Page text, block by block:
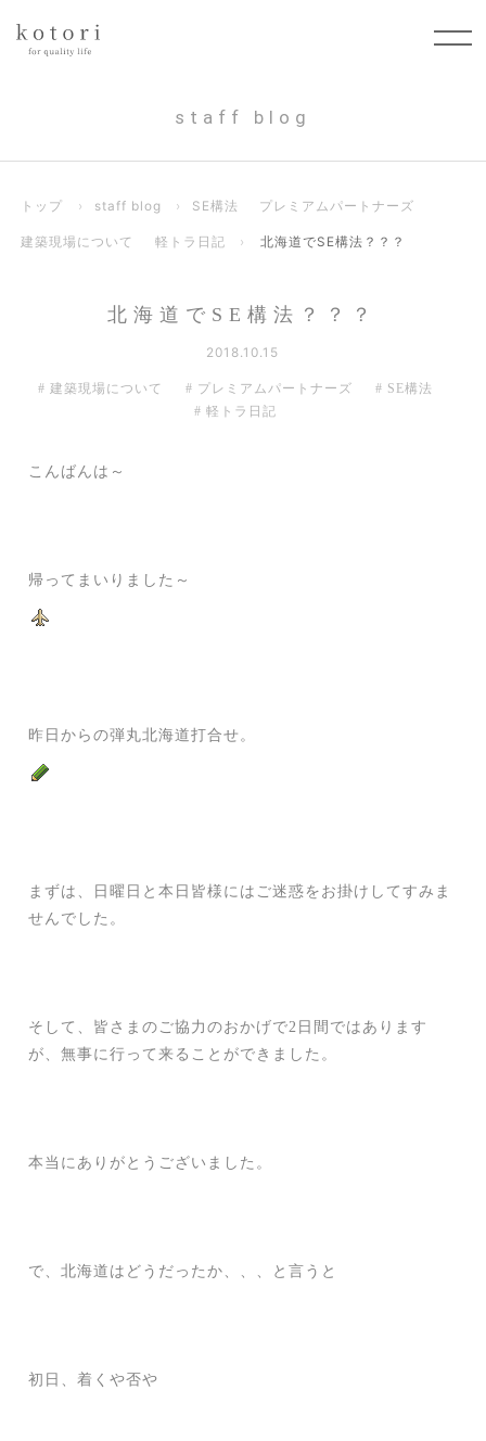
staff blog
トップ › staff blog › SE構法 プレミアムパートナーズ
建築現場について 軽トラ日記 › 北海道でSE構法？？？
北海道でSE構法？？？
2018.10.15
建築現場について プレミアムパートナーズ
SE構法
軽トラ日記
こんばんは～
帰ってまいりました～
昨日からの弾丸北海道打合せ。
まずは、日曜日と本日皆様にはご迷惑をお掛けしてすみま
せんでした。
そして、皆さまのご協力のおかげで2日間ではあります
が、無事に行って来ることができました。
本当にありがとうございました。
で、北海道はどうだったか、、、と言うと
初日、着くや否や